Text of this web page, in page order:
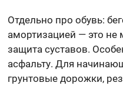
Отдельно про обувь:
амортизацией — это не
защита суставов.
асфальту. Для
грунтовые дорожки,